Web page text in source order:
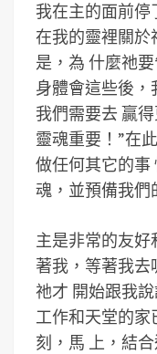
我在主的面前
在我的靈裡關於
是，為 什麼祂
身體會這些後，
我們需要去 贏
靈魂重要！”在
做任何其它的事
魂，並預備我們
主是非常的友
著我，等著我去
祂才 開始跟我
工作和天堂的家
刻，馬 上，結